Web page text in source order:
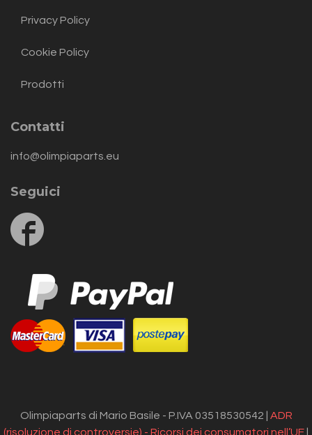
Privacy Policy
Cookie Policy
Prodotti
Contatti
info@olimpiaparts.eu
Seguici
us
Olimpiaparts di Mario Basile - P.IVA 03518530542 | ADR
(risoluzione di controversie) - Ricorsi dei consumatori nell’UE